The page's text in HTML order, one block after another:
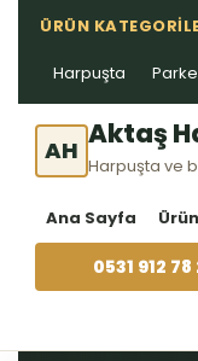
ÜRÜN
Harpuşta Parke
AH Aktaş
Harpuşta ve
Ana Sayfa
0531 912 78